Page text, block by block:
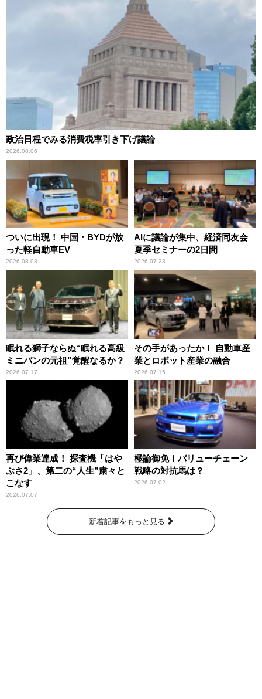
政治日程でみる消費税率引き下げ議論
2026.08.06
ついに出現！ 中国・BYDが放
った軽自動車EV
2026.08.03
AIに議論が集中、経済同友会
夏季セミナーの2日間
2026.07.23
眠れる獅子ならぬ“眠れる高級
ミニバンの元祖”覚醒なるか？
2026.07.17
その手があったか！ 自動車産
業とロボット産業の融合
2026.07.15
再び偉業達成！ 探査機「はや
ぶさ2」、第二の“人生”粛々と
こなす
2026.07.07
極論御免！バリューチェーン
戦略の対抗馬は？
2026.07.02
新着記事をもっと見る